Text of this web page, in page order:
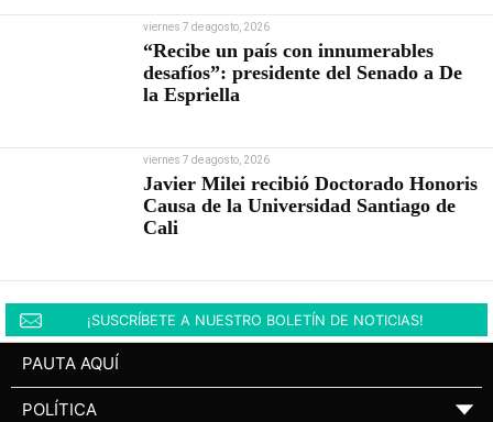
viernes 7 de agosto, 2026
“Recibe un país con innumerables
desafíos”: presidente del Senado a De
la Espriella
viernes 7 de agosto, 2026
Javier Milei recibió Doctorado Honoris
Causa de la Universidad Santiago de
Cali
¡SUSCRÍBETE A NUESTRO BOLETÍN DE NOTICIAS!
PAUTA AQUÍ
POLÍTICA ▼